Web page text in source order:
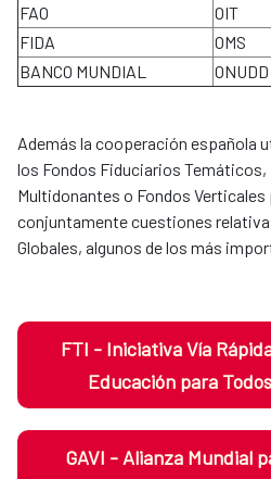
FAO
OIT
FIDA
OMS
BANCO MUNDIAL
ONUDD
Además la cooperación española
los Fondos Fiduciarios Temáticos,
Multidonantes o Fondos Verticales
conjuntamente cuestiones
Globales, algunos de los más
FTI - Iniciativa Vía
Educación para Todos
GAVI - Alianza Mundial